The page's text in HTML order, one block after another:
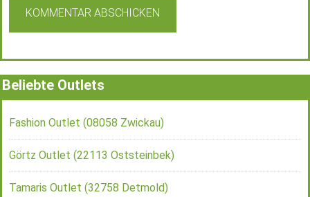
Beliebte Outlets
Fashion Outlet (08058 Zwickau)
Görtz Outlet (22113 Oststeinbek)
Tamaris Outlet (32758 Detmold)